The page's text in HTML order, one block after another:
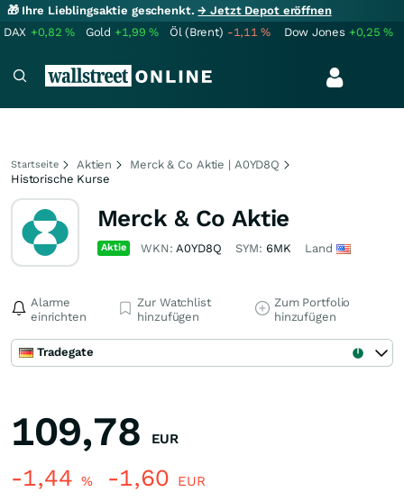
🎁 Ihre Lieblingsaktie geschenkt.→ Jetzt Depot eröffnen
DAX +0,82% Gold +1,99% Öl (Brent) -1,11% Dow Jones +0,25%
Startseite Aktien
Merck & Co Aktie | A0YD8Q
Historische Kurse
Merck & Co Aktie
Aktie WKN:A0YD8Q SYM: 6MK Land
Alarme
einrichten
Zur Watchlist
hinzufügen
Zum Portfolio
hinzufügen
Tradegate
109,78 EUR
-1,44 % -1,60 EUR